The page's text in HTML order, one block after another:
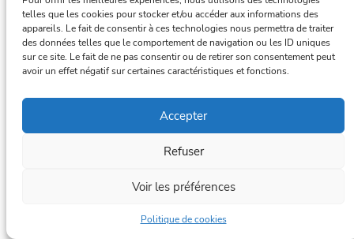
telles que les cookies pour stocker et/ou accéder aux informations des
appareils. Le fait de consentir à ces technologies nous permettra de traiter
des données telles que le comportement de navigation ou les ID uniques
sur ce site. Le fait de ne pas consentir ou de retirer son consentement peut
avoir un effet négatif sur certaines caractéristiques et fonctions.
Accepter
Refuser
Voir les préférences
Politique de cookies